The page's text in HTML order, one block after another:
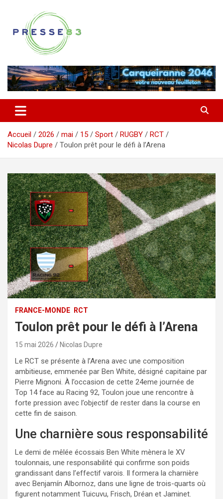
contenu
Presse 83
Accueil 2026 mai 15 Sport RUGBY
RCT
Nicolas Dupre
Toulon prêt pour le défi à l’Arena
FRANCE-MONDE RCT
Toulon prêt pour le défi à l’Arena
15 mai 2026 Nicolas Dupre
Le RCT se présente à l’Arena avec une composition
ambitieuse, emmenée par Ben White, désigné capitaine par
Pierre Mignoni. À l’occasion de cette 24eme journée de
Top 14 face au Racing 92, Toulon joue une rencontre à
forte pression avec l’objectif de rester dans la course en
cette fin de saison.
Une charnière sous responsabilité
Le demi de mêlée écossais Ben White mènera le XV
toulonnais, une responsabilité qui confirme son poids
grandissant dans l’effectif varois. Il formera la charnière
avec Benjamín Albornoz, dans une ligne de trois-quarts où
figurent notamment Tuicuvu, Frisch, Dréan et Jaminet.